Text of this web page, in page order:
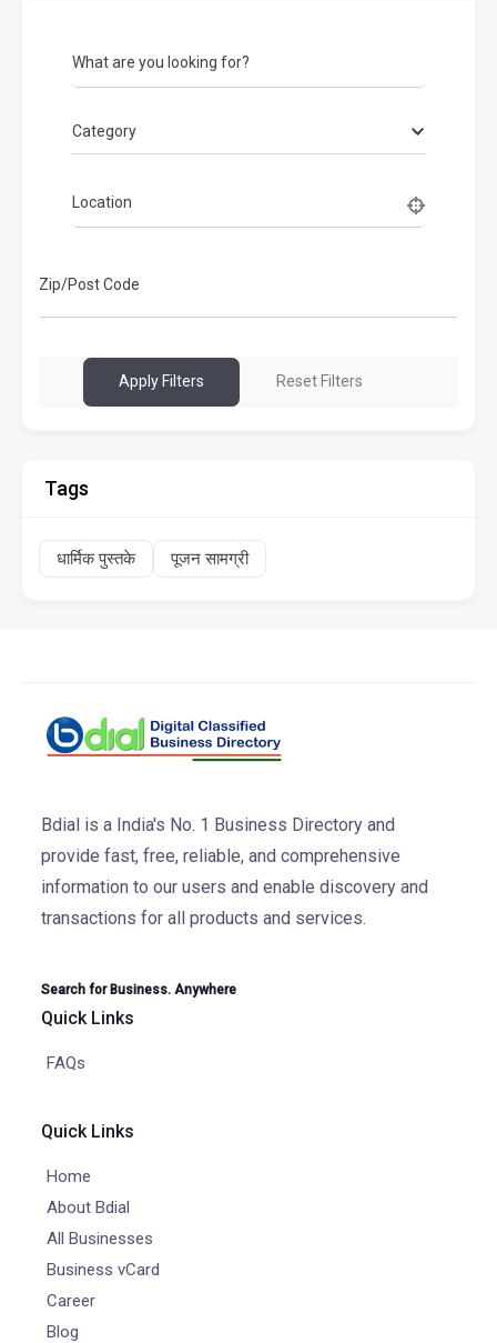
What are you looking for?
Category
Location
Zip/Post Code
Apply Filters Reset Filters
Tags
धार्मिक पुस्तके पूजन सामग्री
Bdial is a India's No. 1 Business Directory and
provide fast, free, reliable, and comprehensive
information to our users and enable discovery and
transactions for all products and services.
Search for Business. Anywhere
Quick Links
FAQs
Quick Links
Home
About Bdial
All Businesses
Business vCard
Career
Blog